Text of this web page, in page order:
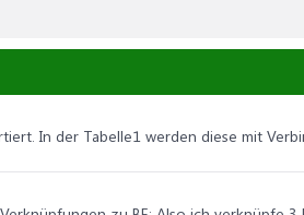
In der Tabelle1 werden diese mit